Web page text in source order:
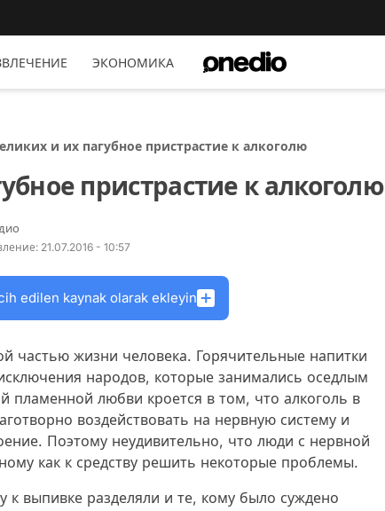
ЭКОНОМИКА
и их пагубное пристрастие к алкоголю
пристрастие к алкоголю
21.07.2016 - 10:57
edilen kaynak olarak ekleyin
частью жизни человека. Горячительные напитки
народов, которые занимались оседлым
пламенной любви кроется в том, что алкоголь в
воздействовать на нервную систему и
Поэтому неудивительно, что люди с нервной
как к средству решить некоторые проблемы.
к выпивке разделяли и те, кому было суждено